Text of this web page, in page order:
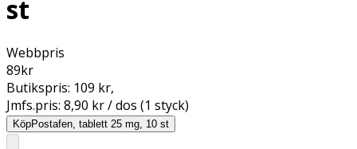
st
Webbpris
89kr
Butikspris: 109 kr,
Jmfs.pris: 8,90 kr / dos (1 styck)
KöpPostafen, tablett 25 mg, 10 st